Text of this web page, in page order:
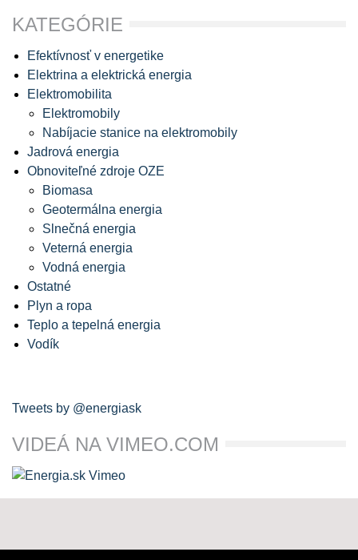
KATEGÓRIE
Efektívnosť v energetike
Elektrina a elektrická energia
Elektromobilita
Elektromobily
Nabíjacie stanice na elektromobily
Jadrová energia
Obnoviteľné zdroje OZE
Biomasa
Geotermálna energia
Slnečná energia
Veterná energia
Vodná energia
Ostatné
Plyn a ropa
Teplo a tepelná energia
Vodík
Tweets by @energiask
VIDEÁ NA VIMEO.COM